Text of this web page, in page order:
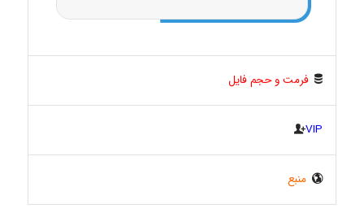
فرمت و حجم فایل
VIP
منبع